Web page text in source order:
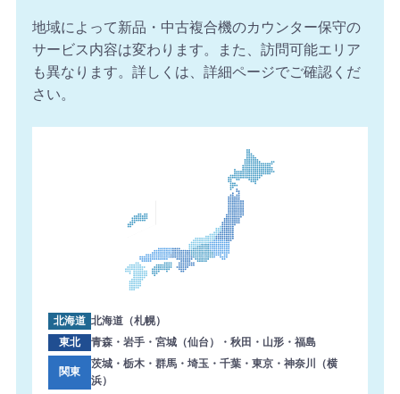
を頂きました。ありがとうございます。
2026年8月7日 15:39
【福岡県】複合機 FUJIFILM 導入のお問い合わせを頂きま
した。ありがとうございます。
2026年8月7日 14:58
【愛知県】複合機 FUJIFILM 導入のお問い合わせを頂きま
【愛知県】コピー機 FUJIFILM 導入のお問い合わせを頂き
ました。ありがとうございます。
2026年8月7日 14:17
【神奈川県】複合機 SHARP 導入のお問い合わせを頂きま
した。ありがとうございます。
2026年8月7日 13:57
【愛媛県】複合機 RICOH 導入のお問い合わせを頂きまし
た。ありがとうございます。
地域によって新品・中古複合機のカウンター保守の
サービス内容は変わります。また、訪問可能エリア
も異なります。詳しくは、詳細ページでご確認くだ
さい。
北海道 北海道（札幌）
東北
青森・岩手・宮城（仙台）・秋田・山形・福島
関東
茨城・栃木・群馬・埼玉・千葉・東京・神奈川（横
浜）